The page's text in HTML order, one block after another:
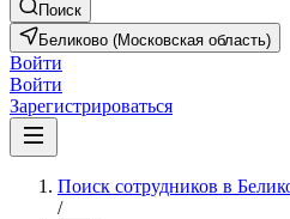
Поиск
Беликово (Московская область)
Войти
Войти
Зарегистрироваться
Поиск сотрудников в
/